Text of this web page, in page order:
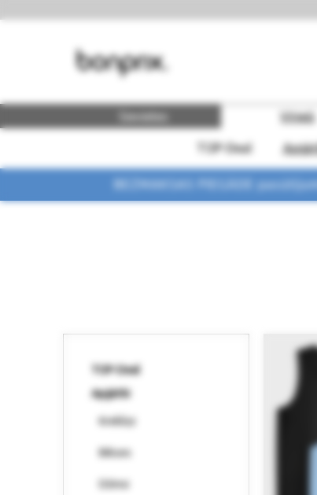
Sievietes Vīrieši
TOP-Deal
BEZMAKSAS PIEGĀDE
TOP-Deal
Apģērbi
Krekliņi
Bikses
Džinsi